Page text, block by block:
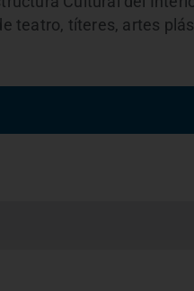
teatro, títeres, artes